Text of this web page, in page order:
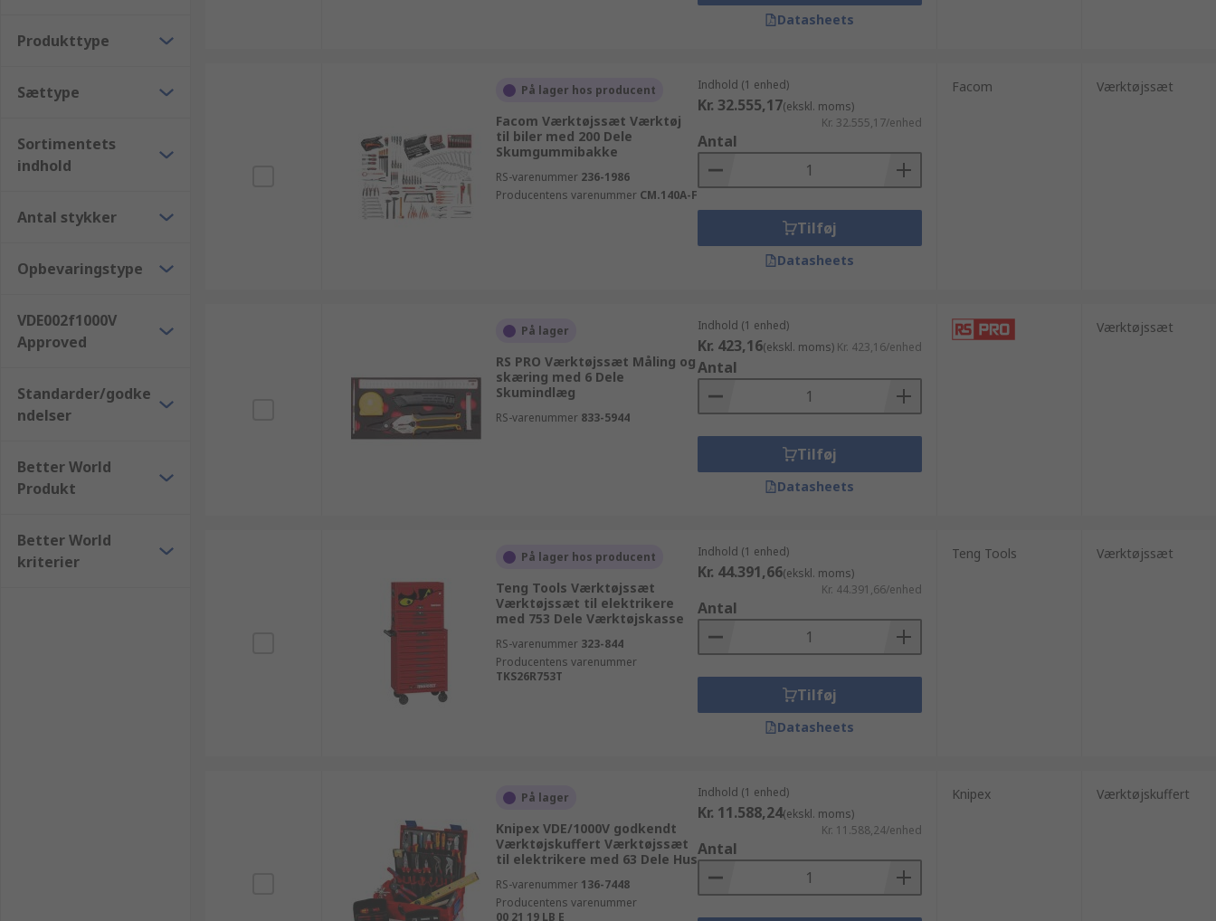
Produkttype
Sættype
Sortimentets
indhold
Antal stykker
Opbevaringstype
VDE002f1000V
Approved
Standarder/godke
ndelser
Better World
Produkt
Better World
kriterier
Datasheets
På lager hos producent
Facom Værktøjssæt Værktøj
til biler med 200 Dele
Skumgummibakke
RS-varenummer 236-1986
Producentens varenummer CM.140A-F
Indhold (1 enhed)
Kr. 32.555,17(ekskl. moms)
Kr. 32.555,17/enhed
Antal
Tilføj
Datasheets
Facom Værktøjssæt
På lager
RS PRO Værktøjssæt Måling og
skæring med 6 Dele
Skumindlæg
RS-varenummer 833-5944
Indhold (1 enhed)
Kr. 423,16(ekskl. moms) Kr. 423,16/enhed
Antal
Tilføj
Datasheets
Værktøjssæt
På lager hos producent
Teng Tools Værktøjssæt
Værktøjssæt til elektrikere
med 753 Dele Værktøjskasse
RS-varenummer 323-844
Producentens varenummer
TKS26R753T
Indhold (1 enhed)
Kr. 44.391,66(ekskl. moms)
Kr. 44.391,66/enhed
Antal
Tilføj
Datasheets
Teng Tools Værktøjssæt
På lager
Knipex VDE/1000V godkendt
Værktøjskuffert Værktøjssæt
til elektrikere med 63 Dele Hus
RS-varenummer 136-7448
Producentens varenummer
00 21 19 LB E
Indhold (1 enhed)
Kr. 11.588,24(ekskl. moms)
Kr. 11.588,24/enhed
Antal
Knipex Værktøjskuffert